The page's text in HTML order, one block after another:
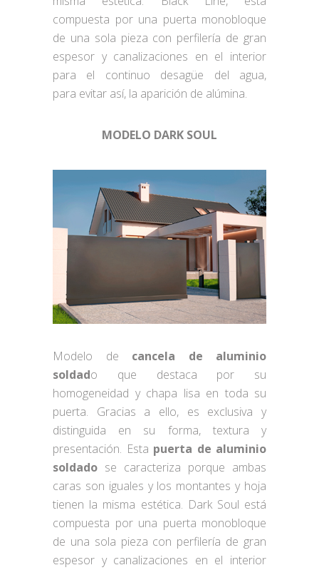
compuesta por una puerta monobloque
de una sola pieza con perfilería de gran
espesor y canalizaciones en el interior
para el continuo desagüe del agua,
para evitar así, la aparición de alúmina.
MODELO DARK SOUL
Modelo de cancela de aluminio
soldado que destaca por su
homogeneidad y chapa lisa en toda su
puerta. Gracias a ello, es exclusiva y
distinguida en su forma, textura y
presentación. Esta puerta de aluminio
soldado se caracteriza porque ambas
caras son iguales y los montantes y hoja
tienen la misma estética. Dark Soul está
compuesta por una puerta monobloque
de una sola pieza con perfilería de gran
espesor y canalizaciones en el interior